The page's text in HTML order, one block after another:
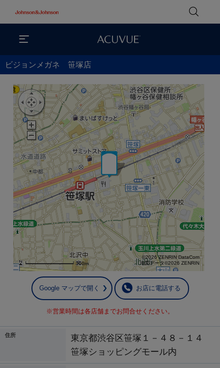
ビジョンメガネ 笹塚店
300m
©2026 ZENRIN DataCom
地図データ©2026 ZENRIN
Google マップで開く お店に電話する
※営業時間は各店舗までお問合せください。
住所
東京都渋谷区笹塚１－４８－１４
笹塚ショッピングモール内